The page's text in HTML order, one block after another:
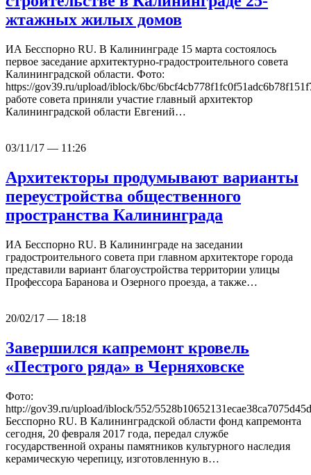
жтажных жилых домов
ИА Бесспорно RU. В Калининграде 15 марта состоялось
первое заседание архитектурно-градостроительного совета
Калининградской области. Фото:
https://gov39.ru/upload/iblock/6bc/
работе совета приняли участие главный архитектор
Калининградской области Евгений…
03/11/17 — 11:26
Архитекторы продумывают варианты
переустройства общественного
пространства Калининграда
ИА Бесспорно RU. В Калининграде на заседании
градостроительного совета при главном архитекторе города
представили вариант благоустройства территории улицы
Профессора Баранова и Озерного проезда, а также…
20/02/17 — 18:18
Завершился капремонт кровель
«Пестрого ряда» в Черняховске
Фото:
http://gov39.ru/upload/iblock/552/
Бесспорно RU. В Калининградской области фонд капремонта
сегодня, 20 февраля 2017 года, передал службе
государственной охраны памятников культурного наследия
керамическую черепицу, изготовленную в…